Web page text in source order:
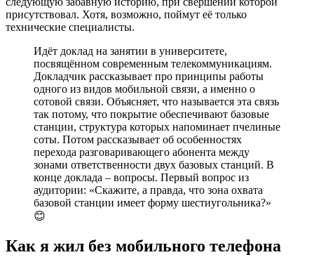
присутствовал. Хотя, возможно, поймут её только
технические специалисты.
Идёт доклад на занятии в университете,
посвящённом современным телекоммуникациям.
Докладчик рассказывает про принципы работы
одного из видов мобильной связи, а именно о
сотовой связи. Объясняет, что называется эта связь
так потому, что покрытие обеспечивают базовые
станции, структура которых напоминает пчелиные
соты. Потом рассказывает об особенностях
перехода разговаривающего абонента между
зонами ответственности двух базовых станций. В
конце доклада – вопросы. Первый вопрос из
аудитории: «Скажите, а правда, что зона охвата
базовой станции имеет форму шестиугольника?»
😊
Как я жил без мобильного телефона